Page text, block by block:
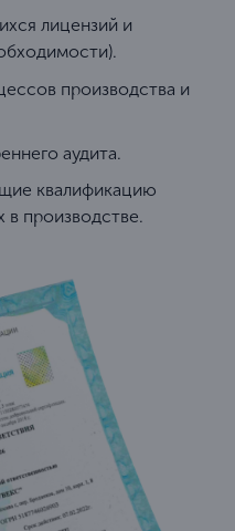
лицензий и
производства и
аудита.
квалификацию
в производстве.